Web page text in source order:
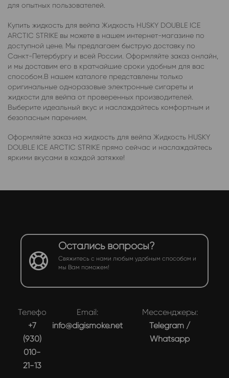
для опытных пользователей.
Купить жидкость для вейпа Жидкость HUSKY DOUBLE ICE
ARCTIC STRIKE вы можете в нашем интернет-магазине по
доступной цене. Мы предлагаем быструю доставку по
Санкт-Петербургу и всей России. Оформляйте заказ онлайн,
и мы доставим его в кратчайшие сроки удобным для вас
способом.В нашем каталоге представлены только
оригинальные одноразовые электронные сигареты и
жидкости для вейпа от проверенных производителей.
Выберите идеальный вкус и наслаждайтесь комфортным и
безопасным парением.
Оформляйте заказ на жидкость для вейпа Жидкость HUSKY
DOUBLE ICE ARCTIC STRIKE прямо сейчас и наслаждайтесь
яркими вкусами в каждой затяжке!
Остались вопросы?
Свяжитесь с нами любым удобным способом и
мы Вам поможем!
Телефон:
+7
(930)
010-
21-13
Email:
info@digismoke.net
Мессенджеры:
Telegram /
Whatsapp